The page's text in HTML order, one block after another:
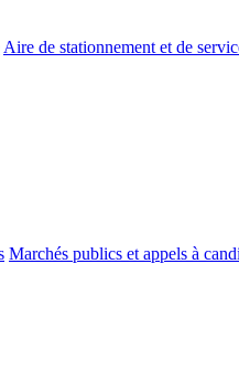
Aire de stationnement et de
Marchés publics et appels à